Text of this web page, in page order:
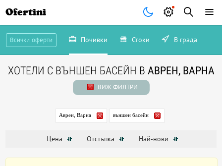
Ofertini
Всички оферти Почивки Стоки В града
ХОТЕЛИ С ВЪНШЕН БАСЕЙН В АВРЕН, ВАРНА
ВИЖ ФИЛТРИ
Аврен, Варна външен басейн
Цена Отстъпка Най-нови